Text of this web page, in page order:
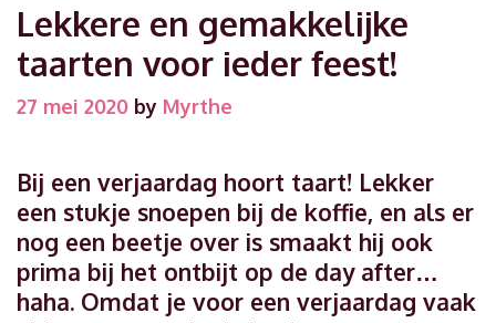
Lekkere en gemakkelijke
taarten voor ieder feest!
27 mei 2020 by Myrthe
Bij een verjaardag hoort taart! Lekker
een stukje snoepen bij de koffie, en als er
nog een beetje over is smaakt hij ook
prima bij het ontbijt op de day after…
haha. Omdat je voor een verjaardag vaak